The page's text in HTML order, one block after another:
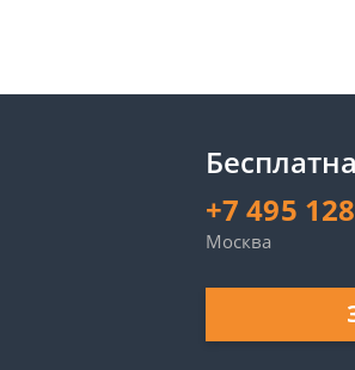
+7 495
Москва